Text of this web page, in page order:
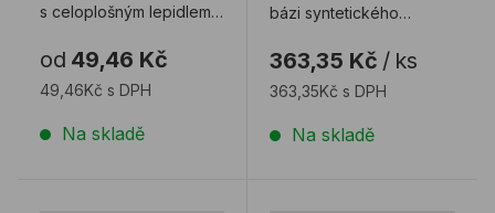
s celoplošným lepidlem
od 49,46 Kč
49,46Kč s DPH
Na skladě
bázi syntetického
rozpouštědly na
lepení ok ...
363,35 Kč / ks
363,35Kč s DPH
Na skladě